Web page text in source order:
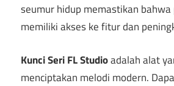
seumur hidup memastikan
memiliki akses ke fitur dan
Kunci Seri FL Studioadalah alat
menciptakan melodi modern.